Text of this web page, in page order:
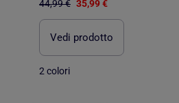
44,99 € 35,99 €
Vedi prodotto
2 colori